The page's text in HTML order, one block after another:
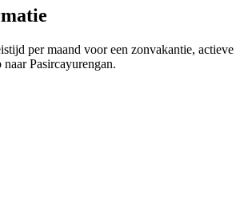
per maand voor een zonvakantie, actieve
Pasircayurengan.